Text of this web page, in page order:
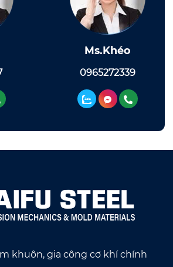
Ms.Khéo
0965272339
khuôn, gia công cơ khí chính